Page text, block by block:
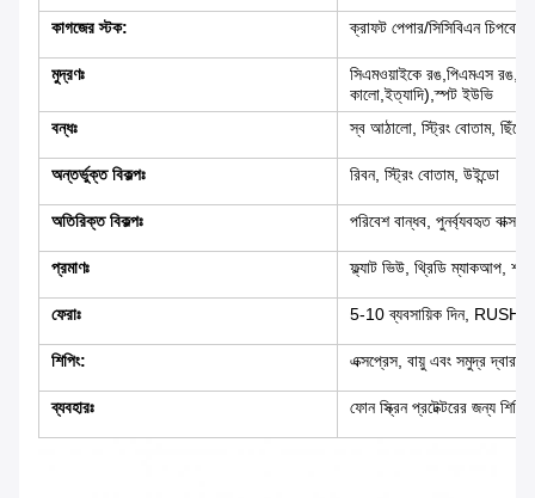
কাগজের স্টক: ক্রাফট পেপার/সিসিবিএন
মুদ্রণঃ
সিএমওয়াইকে রঙ,পিএমএস
কালো,ইত্যাদি),স্পট ইউভি
বন্ধঃ
স্ব আঠালো, স্ট্রিং বোতাম, ছিঁড়ে
অন্তর্ভুক্ত বিকল্পঃ রিবন, স্ট্রিং বোতাম, উইন্ডো
অতিরিক্ত বিকল্পঃ পরিবেশ বান্ধব, পুনর্ব্যবহৃত বাক্স,
প্রমাণঃ ফ্ল্যাট ভিউ, থ্রিডি ম্যাকআপ,
ফেরাঃ 5-10 ব্যবসায়িক দিন, RUSH
শিপিং: এক্সপ্রেস, বায়ু এবং সমুদ্র দ্বারা
ব্যবহারঃ ফোন স্ক্রিন প্রটেক্টরের জন্য